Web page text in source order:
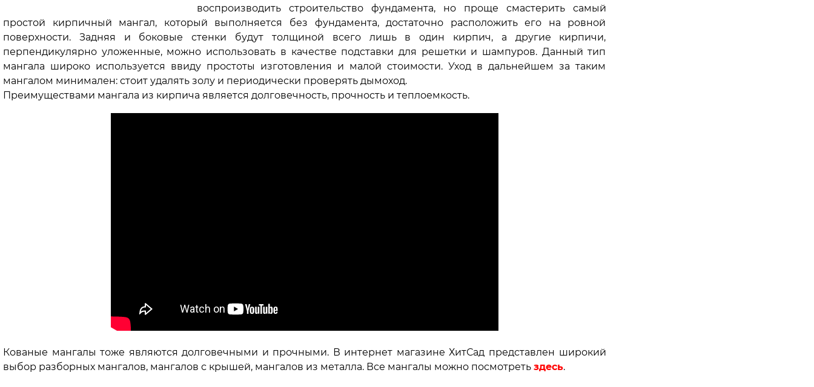
воспроизводить строительство фундамента, но проще смастерить самый
простой кирпичный мангал, который выполняется без фундамента, достаточно расположить его на ровной
поверхности. Задняя и боковые стенки будут толщиной всего лишь в один кирпич, а другие кирпичи,
перпендикулярно уложенные, можно использовать в качестве подставки для решетки и шампуров. Данный тип
мангала широко используется ввиду простоты изготовления и малой стоимости. Уход в дальнейшем за таким
мангалом минимален: стоит удалять золу и периодически проверять дымоход.
Преимуществами мангала из кирпича является долговечность, прочность и теплоемкость.
Кованые мангалы тоже являются долговечными и прочными. В интернет магазине ХитСад представлен широкий
выбор разборных мангалов, мангалов с крышей, мангалов из металла. Все мангалы можно посмотреть здесь.